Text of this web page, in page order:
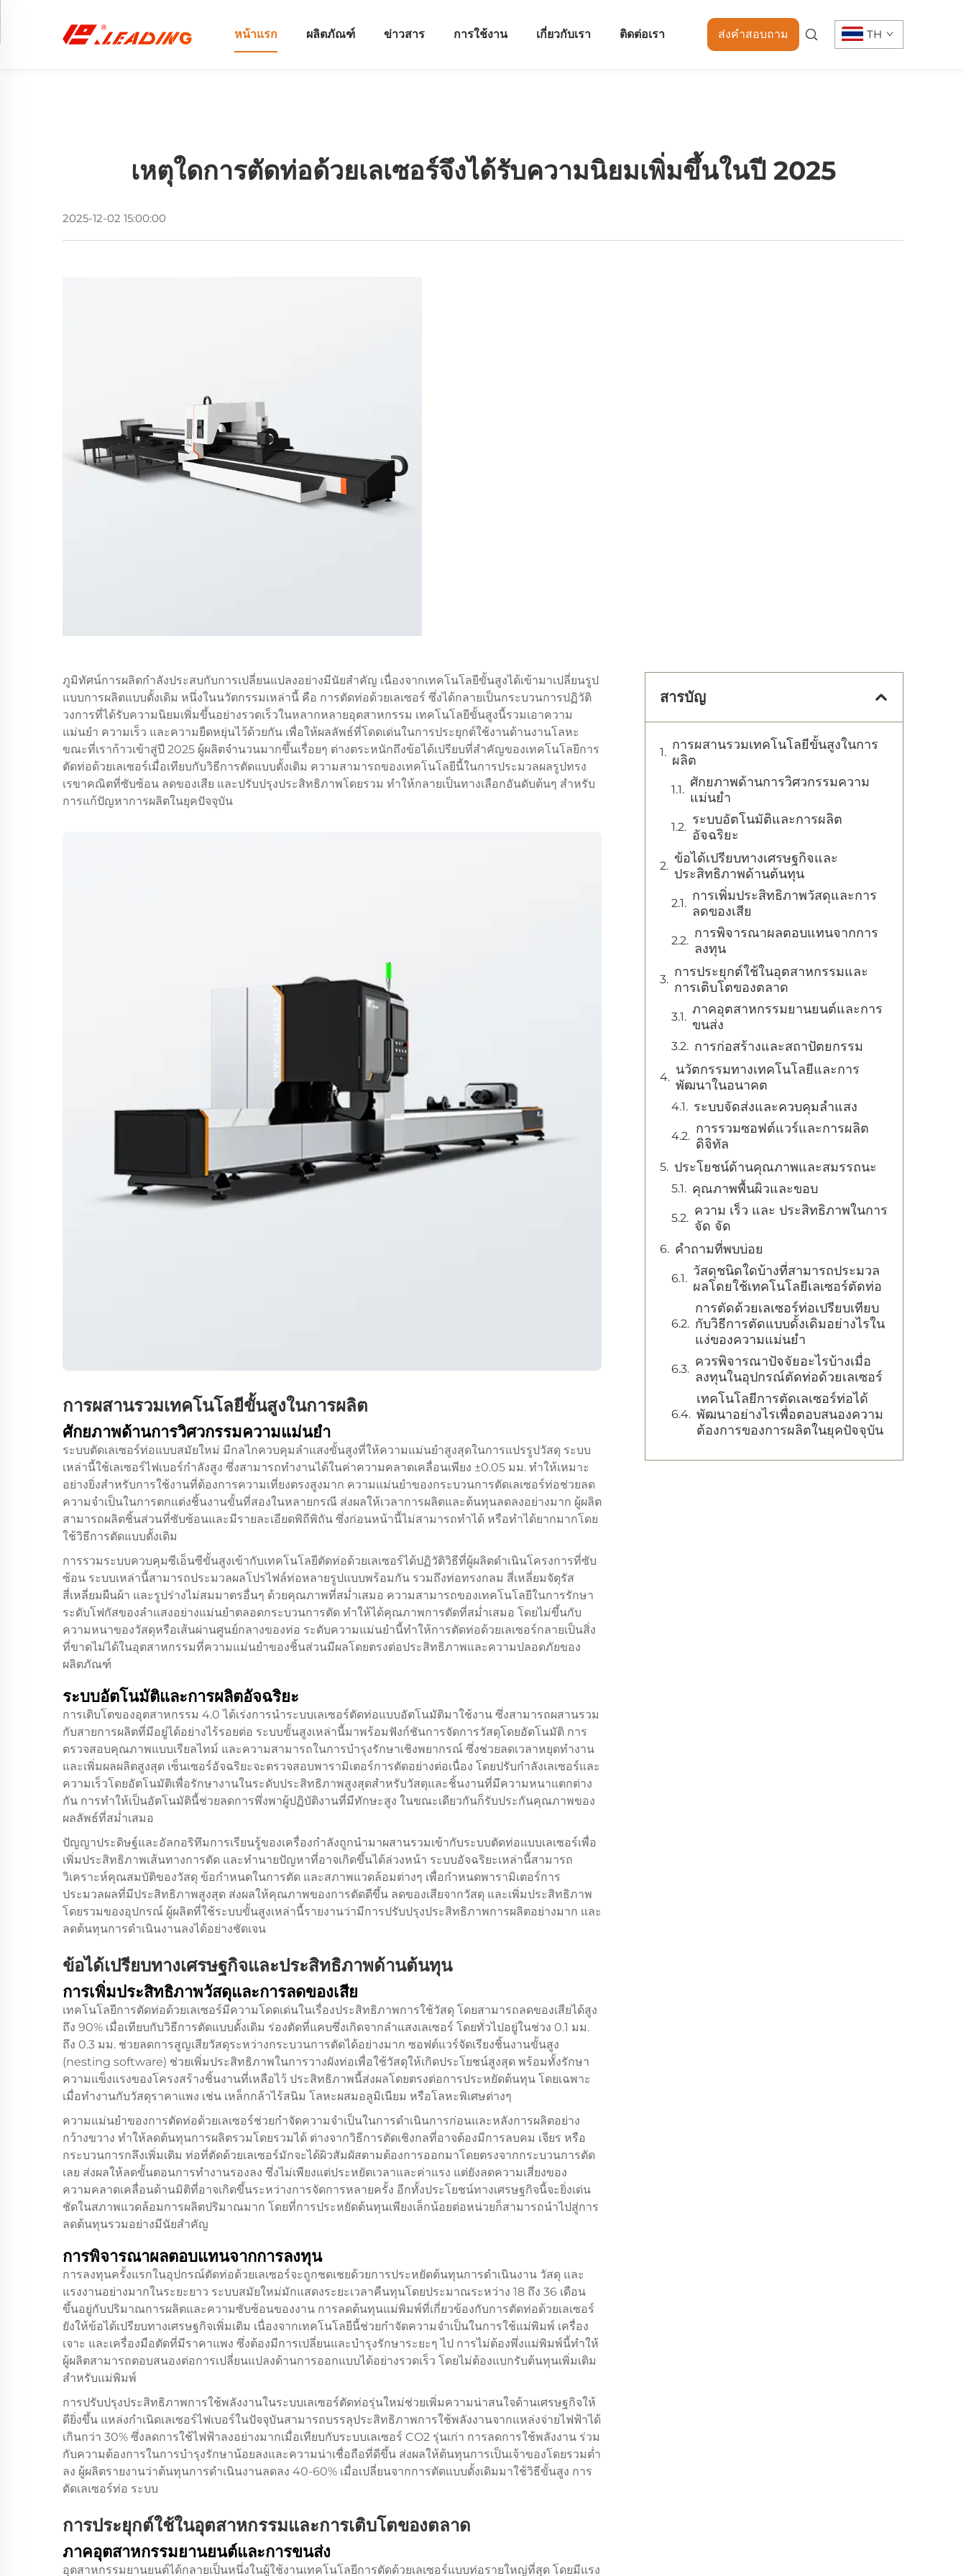
หน้าแรก ผลิตภัณฑ์ ข่าวสาร การใช้งาน เกี่ยวกับเรา ติดต่อเรา ส่งคำสอบถาม TH
เหตุใดการตัดท่อด้วยเลเซอร์จึงได้รับความนิยมเพิ่มขึ้นในปี 2025
2025-12-02 15:00:00
ภูมิทัศน์การผลิตกำลังประสบกับการเปลี่ยนแปลงอย่างมีนัยสำคัญ เนื่องจากเทคโนโลยีขั้นสูงได้เข้ามาเปลี่ยนรูป
แบบการผลิตแบบดั้งเดิม หนึ่งในนวัตกรรมเหล่านี้ คือ การตัดท่อด้วยเลเซอร์ ซึ่งได้กลายเป็นกระบวนการปฏิวัติ
วงการที่ได้รับความนิยมเพิ่มขึ้นอย่างรวดเร็วในหลากหลายอุตสาหกรรม เทคโนโลยีขั้นสูงนี้รวมเอาความ
แม่นยำ ความเร็ว และความยืดหยุ่นไว้ด้วยกัน เพื่อให้ผลลัพธ์ที่โดดเด่นในการประยุกต์ใช้งานด้านงานโลหะ
ขณะที่เราก้าวเข้าสู่ปี 2025 ผู้ผลิตจำนวนมากขึ้นเรื่อยๆ ต่างตระหนักถึงข้อได้เปรียบที่สำคัญของเทคโนโลยีการ
ตัดท่อด้วยเลเซอร์เมื่อเทียบกับวิธีการตัดแบบดั้งเดิม ความสามารถของเทคโนโลยีนี้ในการประมวลผลรูปทรง
เรขาคณิตที่ซับซ้อน ลดของเสีย และปรับปรุงประสิทธิภาพโดยรวม ทำให้กลายเป็นทางเลือกอันดับต้นๆ สำหรับ
การแก้ปัญหาการผลิตในยุคปัจจุบัน
การผสานรวมเทคโนโลยีขั้นสูงในการผลิต
ศักยภาพด้านการวิศวกรรมความแม่นยำ
ระบบตัดเลเซอร์ท่อแบบสมัยใหม่ มีกลไกควบคุมลำแสงขั้นสูงที่ให้ความแม่นยำสูงสุดในการแปรรูปวัสดุ ระบบ
เหล่านี้ใช้เลเซอร์ไฟเบอร์กำลังสูง ซึ่งสามารถทำงานได้ในค่าความคลาดเคลื่อนเพียง ±0.05 มม. ทำให้เหมาะ
อย่างยิ่งสำหรับการใช้งานที่ต้องการความเที่ยงตรงสูงมาก ความแม่นยำของกระบวนการตัดเลเซอร์ท่อช่วยลด
ความจำเป็นในการตกแต่งชิ้นงานขั้นที่สองในหลายกรณี ส่งผลให้เวลาการผลิตและต้นทุนลดลงอย่างมาก ผู้ผลิต
สามารถผลิตชิ้นส่วนที่ซับซ้อนและมีรายละเอียดพิถีพิถัน ซึ่งก่อนหน้านี้ไม่สามารถทำได้ หรือทำได้ยากมากโดย
ใช้วิธีการตัดแบบดั้งเดิม
การรวมระบบควบคุมซีเอ็นซีขั้นสูงเข้ากับเทคโนโลยีตัดท่อด้วยเลเซอร์ได้ปฏิวัติวิธีที่ผู้ผลิตดำเนินโครงการที่ซับ
ซ้อน ระบบเหล่านี้สามารถประมวลผลโปรไฟล์ท่อหลายรูปแบบพร้อมกัน รวมถึงท่อทรงกลม สี่เหลี่ยมจัตุรัส
สี่เหลี่ยมผืนผ้า และรูปร่างไม่สมมาตรอื่นๆ ด้วยคุณภาพที่สม่ำเสมอ ความสามารถของเทคโนโลยีในการรักษา
ระดับโฟกัสของลำแสงอย่างแม่นยำตลอดกระบวนการตัด ทำให้ได้คุณภาพการตัดที่สม่ำเสมอ โดยไม่ขึ้นกับ
ความหนาของวัสดุหรือเส้นผ่านศูนย์กลางของท่อ ระดับความแม่นยำนี้ทำให้การตัดท่อด้วยเลเซอร์กลายเป็นสิ่ง
ที่ขาดไม่ได้ในอุตสาหกรรมที่ความแม่นยำของชิ้นส่วนมีผลโดยตรงต่อประสิทธิภาพและความปลอดภัยของ
ผลิตภัณฑ์
ระบบอัตโนมัติและการผลิตอัจฉริยะ
การเติบโตของอุตสาหกรรม 4.0 ได้เร่งการนำระบบเลเซอร์ตัดท่อแบบอัตโนมัติมาใช้งาน ซึ่งสามารถผสานรวม
กับสายการผลิตที่มีอยู่ได้อย่างไร้รอยต่อ ระบบขั้นสูงเหล่านี้มาพร้อมฟังก์ชันการจัดการวัสดุโดยอัตโนมัติ การ
ตรวจสอบคุณภาพแบบเรียลไทม์ และความสามารถในการบำรุงรักษาเชิงพยากรณ์ ซึ่งช่วยลดเวลาหยุดทำงาน
และเพิ่มผลผลิตสูงสุด เซ็นเซอร์อัจฉริยะจะตรวจสอบพารามิเตอร์การตัดอย่างต่อเนื่อง โดยปรับกำลังเลเซอร์และ
ความเร็วโดยอัตโนมัติเพื่อรักษางานในระดับประสิทธิภาพสูงสุดสำหรับวัสดุและชิ้นงานที่มีความหนาแตกต่าง
กัน การทำให้เป็นอัตโนมัตินี้ช่วยลดการพึ่งพาผู้ปฏิบัติงานที่มีทักษะสูง ในขณะเดียวกันก็รับประกันคุณภาพของ
ผลลัพธ์ที่สม่ำเสมอ
ปัญญาประดิษฐ์และอัลกอริทึมการเรียนรู้ของเครื่องกำลังถูกนำมาผสานรวมเข้ากับระบบตัดท่อแบบเลเซอร์เพื่อ
เพิ่มประสิทธิภาพเส้นทางการตัด และทำนายปัญหาที่อาจเกิดขึ้นได้ล่วงหน้า ระบบอัจฉริยะเหล่านี้สามารถ
วิเคราะห์คุณสมบัติของวัสดุ ข้อกำหนดในการตัด และสภาพแวดล้อมต่างๆ เพื่อกำหนดพารามิเตอร์การ
ประมวลผลที่มีประสิทธิภาพสูงสุด ส่งผลให้คุณภาพของการตัดดีขึ้น ลดของเสียจากวัสดุ และเพิ่มประสิทธิภาพ
โดยรวมของอุปกรณ์ ผู้ผลิตที่ใช้ระบบขั้นสูงเหล่านี้รายงานว่ามีการปรับปรุงประสิทธิภาพการผลิตอย่างมาก และ
ลดต้นทุนการดำเนินงานลงได้อย่างชัดเจน
ข้อได้เปรียบทางเศรษฐกิจและประสิทธิภาพด้านต้นทุน
การเพิ่มประสิทธิภาพวัสดุและการลดของเสีย
เทคโนโลยีการตัดท่อด้วยเลเซอร์มีความโดดเด่นในเรื่องประสิทธิภาพการใช้วัสดุ โดยสามารถลดของเสียได้สูง
ถึง 90% เมื่อเทียบกับวิธีการตัดแบบดั้งเดิม ร่องตัดที่แคบซึ่งเกิดจากลำแสงเลเซอร์ โดยทั่วไปอยู่ในช่วง 0.1 มม.
ถึง 0.3 มม. ช่วยลดการสูญเสียวัสดุระหว่างกระบวนการตัดได้อย่างมาก ซอฟต์แวร์จัดเรียงชิ้นงานขั้นสูง
(nesting software) ช่วยเพิ่มประสิทธิภาพในการวางผังท่อเพื่อใช้วัสดุให้เกิดประโยชน์สูงสุด พร้อมทั้งรักษา
ความแข็งแรงของโครงสร้างชิ้นงานที่เหลือไว้ ประสิทธิภาพนี้ส่งผลโดยตรงต่อการประหยัดต้นทุน โดยเฉพาะ
เมื่อทำงานกับวัสดุราคาแพง เช่น เหล็กกล้าไร้สนิม โลหะผสมอลูมิเนียม หรือโลหะพิเศษต่างๆ
ความแม่นยำของการตัดท่อด้วยเลเซอร์ช่วยกำจัดความจำเป็นในการดำเนินการก่อนและหลังการผลิตอย่าง
กว้างขวาง ทำให้ลดต้นทุนการผลิตรวมโดยรวมได้ ต่างจากวิธีการตัดเชิงกลที่อาจต้องมีการลบคม เจียร หรือ
กระบวนการกลึงเพิ่มเติม ท่อที่ตัดด้วยเลเซอร์มักจะได้ผิวสัมผัสตามต้องการออกมาโดยตรงจากกระบวนการตัด
เลย ส่งผลให้ลดขั้นตอนการทำงานรองลง ซึ่งไม่เพียงแต่ประหยัดเวลาและค่าแรง แต่ยังลดความเสี่ยงของ
ความคลาดเคลื่อนด้านมิติที่อาจเกิดขึ้นระหว่างการจัดการหลายครั้ง อีกทั้งประโยชน์ทางเศรษฐกิจนี้จะยิ่งเด่น
ชัดในสภาพแวดล้อมการผลิตปริมาณมาก โดยที่การประหยัดต้นทุนเพียงเล็กน้อยต่อหน่วยก็สามารถนำไปสู่การ
ลดต้นทุนรวมอย่างมีนัยสำคัญ
การพิจารณาผลตอบแทนจากการลงทุน
การลงทุนครั้งแรกในอุปกรณ์ตัดท่อด้วยเลเซอร์จะถูกชดเชยด้วยการประหยัดต้นทุนการดำเนินงาน วัสดุ และ
แรงงานอย่างมากในระยะยาว ระบบสมัยใหม่มักแสดงระยะเวลาคืนทุนโดยประมาณระหว่าง 18 ถึง 36 เดือน
ขึ้นอยู่กับปริมาณการผลิตและความซับซ้อนของงาน การลดต้นทุนแม่พิมพ์ที่เกี่ยวข้องกับการตัดท่อด้วยเลเซอร์
ยังให้ข้อได้เปรียบทางเศรษฐกิจเพิ่มเติม เนื่องจากเทคโนโลยีนี้ช่วยกำจัดความจำเป็นในการใช้แม่พิมพ์ เครื่อง
เจาะ และเครื่องมือตัดที่มีราคาแพง ซึ่งต้องมีการเปลี่ยนและบำรุงรักษาระยะๆ ไป การไม่ต้องพึ่งแม่พิมพ์นี้ทำให้
ผู้ผลิตสามารถตอบสนองต่อการเปลี่ยนแปลงด้านการออกแบบได้อย่างรวดเร็ว โดยไม่ต้องแบกรับต้นทุนเพิ่มเติม
สำหรับแม่พิมพ์
การปรับปรุงประสิทธิภาพการใช้พลังงานในระบบเลเซอร์ตัดท่อรุ่นใหม่ช่วยเพิ่มความน่าสนใจด้านเศรษฐกิจให้
ดียิ่งขึ้น แหล่งกำเนิดเลเซอร์ไฟเบอร์ในปัจจุบันสามารถบรรลุประสิทธิภาพการใช้พลังงานจากแหล่งจ่ายไฟฟ้าได้
เกินกว่า 30% ซึ่งลดการใช้ไฟฟ้าลงอย่างมากเมื่อเทียบกับระบบเลเซอร์ CO2 รุ่นเก่า การลดการใช้พลังงาน ร่วม
กับความต้องการในการบำรุงรักษาน้อยลงและความน่าเชื่อถือที่ดีขึ้น ส่งผลให้ต้นทุนการเป็นเจ้าของโดยรวมต่ำ
ลง ผู้ผลิตรายงานว่าต้นทุนการดำเนินงานลดลง 40-60% เมื่อเปลี่ยนจากการตัดแบบดั้งเดิมมาใช้วิธีขั้นสูง การ
ตัดเลเซอร์ท่อ ระบบ
การประยุกต์ใช้ในอุตสาหกรรมและการเติบโตของตลาด
ภาคอุตสาหกรรมยานยนต์และการขนส่ง
อุตสาหกรรมยานยนต์ได้กลายเป็นหนึ่งในผู้ใช้งานเทคโนโลยีการตัดด้วยเลเซอร์แบบท่อรายใหญ่ที่สุด โดยมีแรง
สารบัญ
การผสานรวมเทคโนโลยีขั้นสูงในการ
ผลิต
ศักยภาพด้านการวิศวกรรมความ
แม่นยำ
ระบบอัตโนมัติและการผลิต
อัจฉริยะ
ข้อได้เปรียบทางเศรษฐกิจและ
ประสิทธิภาพด้านต้นทุน
การเพิ่มประสิทธิภาพวัสดุและการ
ลดของเสีย
การพิจารณาผลตอบแทนจากการ
ลงทุน
การประยุกต์ใช้ในอุตสาหกรรมและ
การเติบโตของตลาด
ภาคอุตสาหกรรมยานยนต์และการ
ขนส่ง
การก่อสร้างและสถาปัตยกรรม
นวัตกรรมทางเทคโนโลยีและการ
พัฒนาในอนาคต
ระบบจัดส่งและควบคุมลำแสง
การรวมซอฟต์แวร์และการผลิต
ดิจิทัล
ประโยชน์ด้านคุณภาพและสมรรถนะ
คุณภาพพื้นผิวและขอบ
ความ เร็ว และ ประสิทธิภาพในการ
จัด จัด
คำถามที่พบบ่อย
วัสดุชนิดใดบ้างที่สามารถประมวล
ผลโดยใช้เทคโนโลยีเลเซอร์ตัดท่อ
การตัดด้วยเลเซอร์ท่อเปรียบเทียบ
กับวิธีการตัดแบบดั้งเดิมอย่างไรใน
แง่ของความแม่นยำ
ควรพิจารณาปัจจัยอะไรบ้างเมื่อ
ลงทุนในอุปกรณ์ตัดท่อด้วยเลเซอร์
เทคโนโลยีการตัดเลเซอร์ท่อได้
พัฒนาอย่างไรเพื่อตอบสนองความ
ต้องการของการผลิตในยุคปัจจุบัน